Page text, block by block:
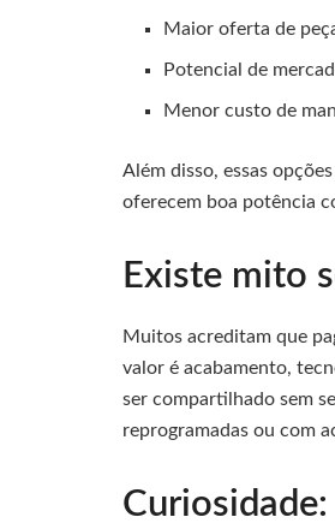
Maior oferta de
Potencial de
Menor custo de
Além disso, essas
oferecem boa potência
Existe mito
Muitos acreditam que
valor é acabamento,
ser compartilhado sem
reprogramadas ou com